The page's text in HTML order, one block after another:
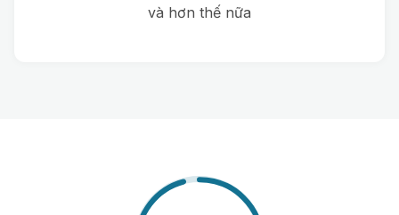
và hơn thế nữa